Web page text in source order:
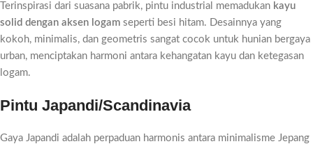
Terinspirasi dari suasana pabrik, pintu industrial memadukan kayu
solid dengan aksen logam seperti besi hitam. Desainnya yang
kokoh, minimalis, dan geometris sangat cocok untuk hunian bergaya
urban, menciptakan harmoni antara kehangatan kayu dan ketegasan
logam.
Pintu Japandi/Scandinavia
Gaya Japandi adalah perpaduan harmonis antara minimalisme Jepang